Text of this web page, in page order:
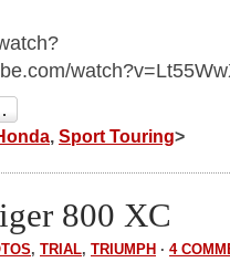
, Sport Touring>
800 XC
, TRIAL, TRIUMPH · 4